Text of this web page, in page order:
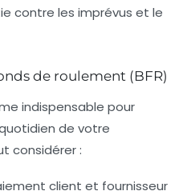
contre les imprévus et le
de roulement (BFR)
indispensable pour
de votre
considérer :
client et fournisseur